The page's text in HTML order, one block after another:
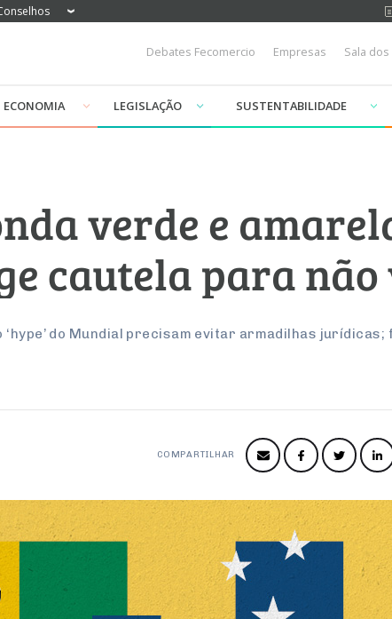
Debates Fecomercio Empresas Sala
ECONOMIA LEGISLAÇÃO SUSTENTABILIDADE
verde e
cautela para
do Mundial precisam evitar armadilhas
COMPARTILHAR